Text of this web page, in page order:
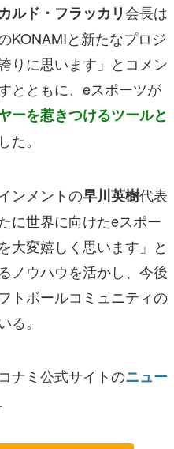
ルド・フラッカリ会長は
KONAMIと新たなプロジ
りに思います」とコメン
とともに、eスポーツが
ーを惹きつけるツールと
た。
ンメントの早川英樹代表
に世界に向けたeスポー
大変嬉しく思います」と
ノウハウを活かし、今後
トボールコミュニティの
。
ナミ公式サイトのニュー